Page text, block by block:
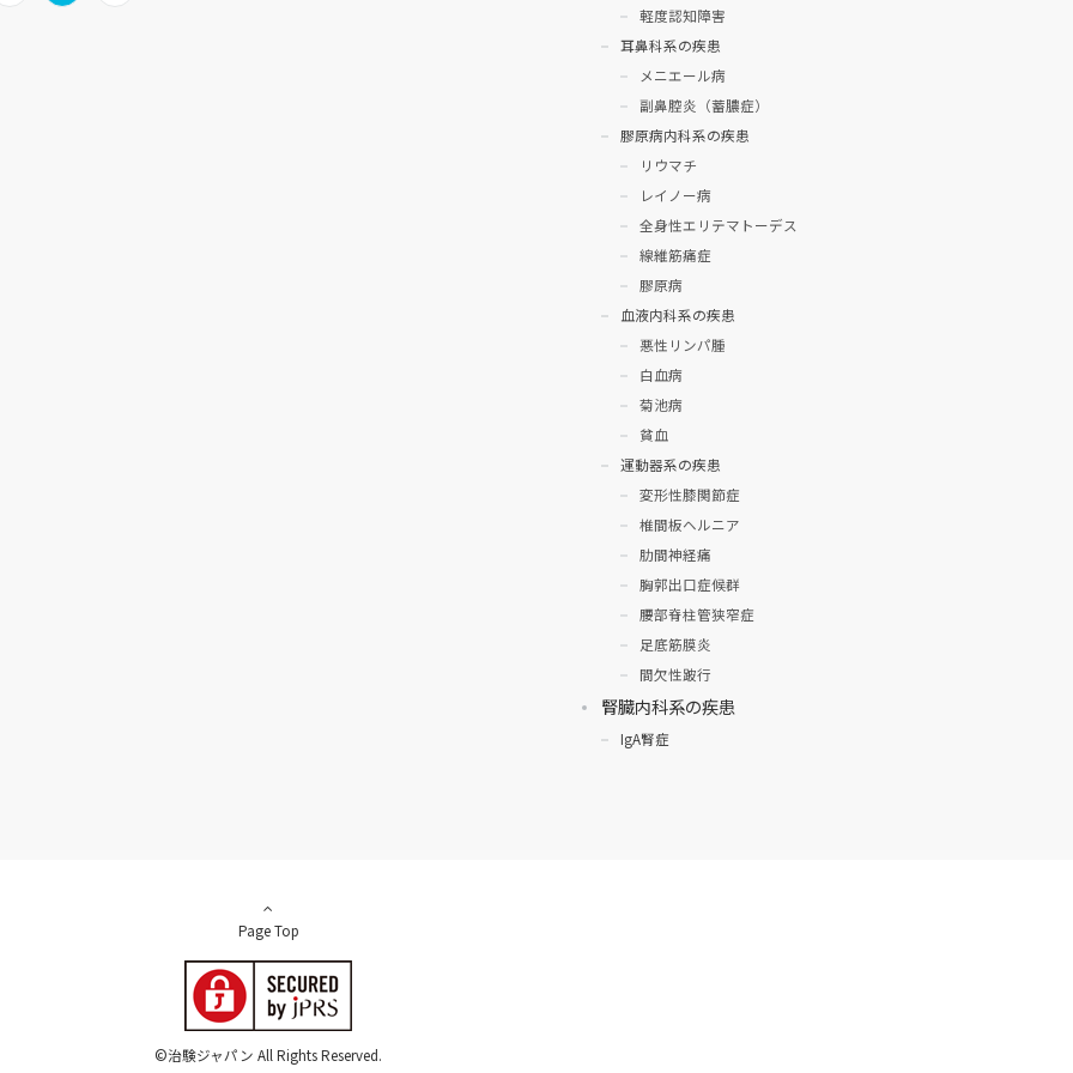
軽度認知障害
耳鼻科系の疾患
メニエール病
副鼻腔炎（蓄膿症）
膠原病内科系の疾患
リウマチ
レイノー病
全身性エリテマトーデス
線維筋痛症
膠原病
血液内科系の疾患
悪性リンパ腫
白血病
菊池病
貧血
運動器系の疾患
変形性膝関節症
椎間板ヘルニア
肋間神経痛
胸郭出口症候群
腰部脊柱管狭窄症
足底筋膜炎
間欠性跛行
腎臓内科系の疾患
IgA腎症
Page Top
©治験ジャパン All Rights Reserved.